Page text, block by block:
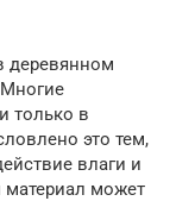
деревянном
только в
это тем,
влаги и
материал может